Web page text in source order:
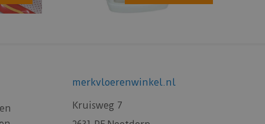
merkvloerenwinkel.nl
Kruisweg 7